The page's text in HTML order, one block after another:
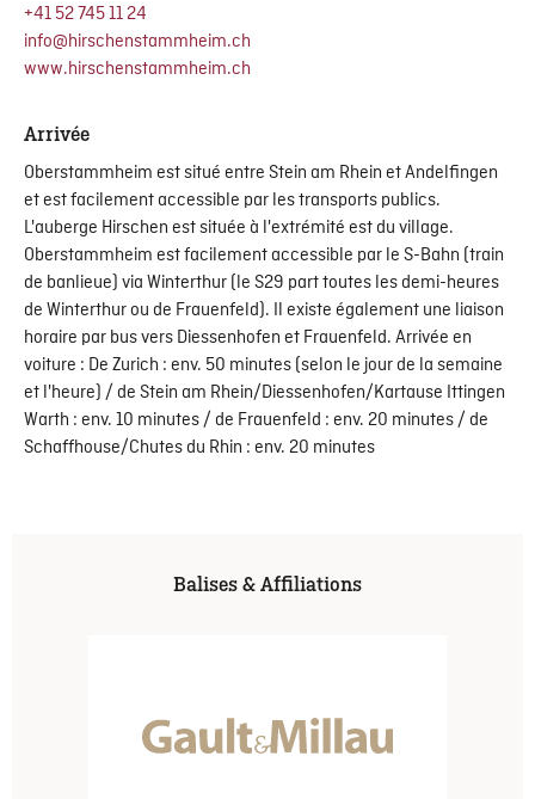
+41 52 745 11 24
info@hirschenstammheim.ch
www.hirschenstammheim.ch
Arrivée
Oberstammheim est situé entre Stein am Rhein et Andelfingen
et est facilement accessible par les transports publics.
L'auberge Hirschen est située à l'extrémité est du village.
Oberstammheim est facilement accessible par le S-Bahn (train
de banlieue) via Winterthur (le S29 part toutes les demi-heures
de Winterthur ou de Frauenfeld). Il existe également une liaison
horaire par bus vers Diessenhofen et Frauenfeld. Arrivée en
voiture : De Zurich : env. 50 minutes (selon le jour de la semaine
et l'heure) / de Stein am Rhein/Diessenhofen/Kartause Ittingen
Warth : env. 10 minutes / de Frauenfeld : env. 20 minutes / de
Schaffhouse/Chutes du Rhin : env. 20 minutes
Balises & Affiliations